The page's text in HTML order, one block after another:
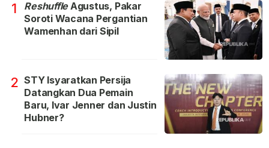
1 ReshuffleAgustus, Pakar
Soroti Wacana Pergantian
Wamenhan dari Sipil
2 STY Isyaratkan Persija
Datangkan Dua Pemain
Baru, Ivar Jenner dan Justin
Hubner?